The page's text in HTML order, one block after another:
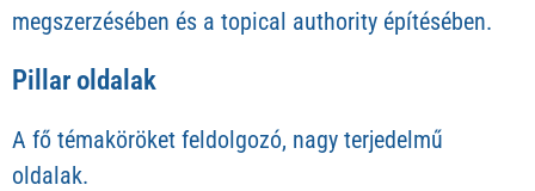
megszerzésében és a topical authority építésében.
Pillar oldalak
A fő témaköröket feldolgozó, nagy terjedelmű
oldalak.